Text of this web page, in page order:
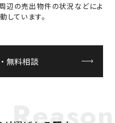
辺の売出物件の状況などによ
しています。
無料相談